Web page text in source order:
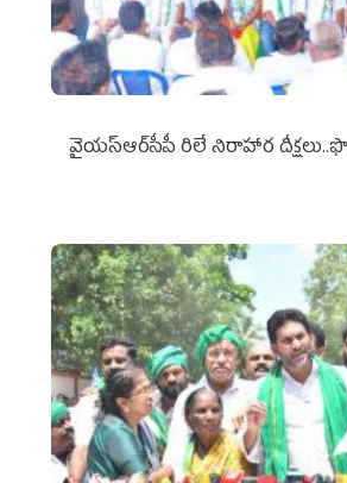
వైయ‌స్ఆర్‌సీపీ రిలే నిరాహార